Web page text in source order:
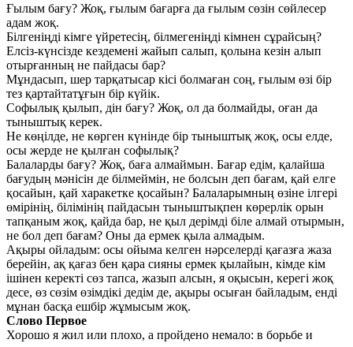
Ғылым бағу? Жоқ, ғылым бағарға да ғылым сөзiн сөйлесер
адам жоқ.
Бiлгенiңдi кiмге үйретесiң, бiлмегенiңдi кiмнен сұрайсың?
Елсiз-күнсiзде кездеменi жайып салып, қолына кезiн алып
отырғанның не пайдасы бар?
Мұндасып, шер тарқатысар кiсi болмаған соң, ғылым өзi бiр
тез қартайтатұғын бiр күйiк.
Софылық қылып, дiн бағу? Жоқ, ол да болмайды, оған да
тыныштық керек.
Не көңiлде, не көрген күнiнде бiр тыныштық жоқ, осы елде,
осы жерде не қылған софылық?
Балаларды бағу? Жоқ, баға алмаймын. Бағар едiм, қалайша
бағудың мəнiсiн де бiлмеймiн, не болсын деп бағам, қай елге
қосайын, қай харакетке қосайын? Балаларымның өзiне iлгерi
өмiрiнiң, бiлiмiнiң пайдасын тыныштықпен көрерлiк орын
тапқаным жоқ, қайда бар, не қыл дерiмдi бiле алмай отырмын,
не бол деп бағам? Оны да ермек қыла алмадым.
Ақыры ойладым: осы ойыма келген нəрселердi қағазға жаза
берейiн, ақ қағаз бен қара сияны ермек қылайын, кiмде кiм
ішiнен керектi сөз тапса, жазып алсын, я оқысын, керегi жоқ
десе, өз сөзiм өзiмдiкi дедiм де, ақыры осыған байладым, ендi
мұнан басқа ешбiр жұмысым жоқ.
Слово Первое
Хорошо я жил или плохо, а пройдено немало: в борьбе и